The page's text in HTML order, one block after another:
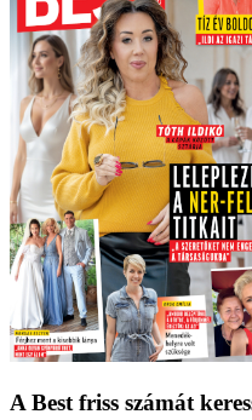
A Best friss számát